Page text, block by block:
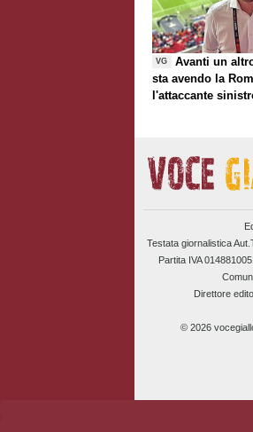
VG
Avanti un
sta avendo la
l'attaccante
Testata giornalistica
Partita IVA
Direttore
© 2026